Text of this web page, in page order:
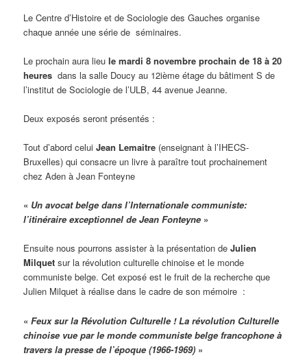
Le Centre d’Histoire et de Sociologie des Gauches organise
chaque année une série de séminaires.
Le prochain aura lieule mardi 8 novembre prochain de 18 à 20
heures dans la salle Doucy au 12ième étage du bâtiment S de
l’institut de Sociologie de l’ULB, 44 avenue Jeanne.
Deux exposés seront présentés :
Tout d’abord celuiJean Lemaitre (enseignant à l’IHECS-
Bruxelles) qui consacre un livre à paraître tout prochainement
chez Aden à Jean Fonteyne
« Un avocat belge dans l’Internationale communiste:
l’itinéraire exceptionnel de Jean Fonteyne »
Ensuite nous pourrons assister à la présentation deJulien
Milquet sur la révolution culturelle chinoise et le monde
communiste belge. Cet exposé est le fruit de la recherche que
Julien Milquet à réalise dans le cadre de son mémoire :
«Feux sur la Révolution Culturelle ! La révolution Culturelle
chinoise vue par le monde communiste belge francophone à
travers la presse de l’époque (1966-1969) »